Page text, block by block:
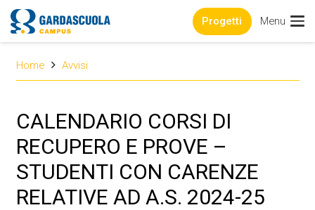
Progetti Menu
Home Avvisi
CALENDARIO CORSI DI
RECUPERO E PROVE –
STUDENTI CON CARENZE
RELATIVE AD A.S. 2024-25